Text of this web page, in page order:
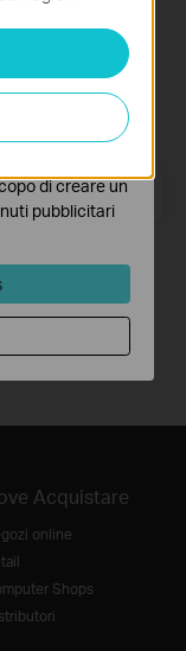
Iscriviti
Acquistare
online
Shops
le tue
le
di creare un
pubblicitari